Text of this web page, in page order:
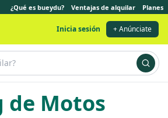
¿Qué es bueydu? Ventajas de alquilar Planes
Inicia sesión + Anúnciate
de Motos